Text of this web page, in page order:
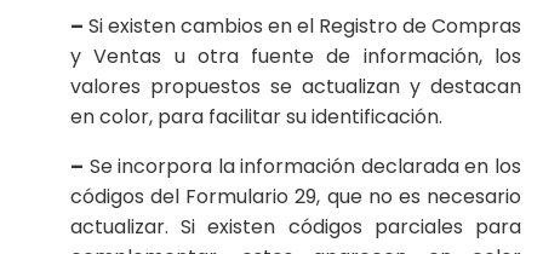
– Si existen cambios en el Registro de Compras
y Ventas u otra fuente de información, los
valores propuestos se actualizan y destacan
en color, para facilitar su identificación.
– Se incorpora la información declarada en los
códigos del Formulario 29, que no es necesario
actualizar. Si existen códigos parciales para